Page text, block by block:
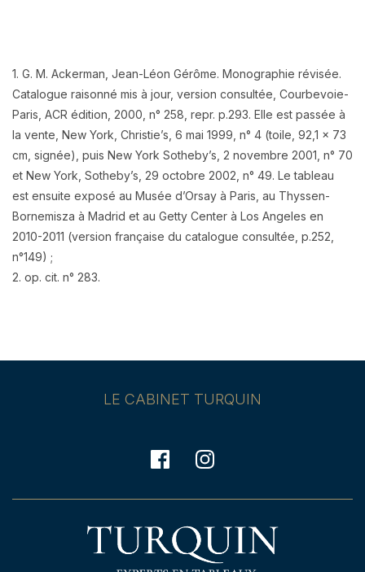
1. G. M. Ackerman, Jean-Léon Gérôme. Monographie révisée.
Catalogue raisonné mis à jour, version consultée, Courbevoie-
Paris, ACR édition, 2000, n° 258, repr. p.293. Elle est passée à
la vente, New York, Christie’s, 6 mai 1999, n° 4 (toile, 92,1 x 73
cm, signée), puis New York Sotheby’s, 2 novembre 2001, n° 70
et New York, Sotheby’s, 29 octobre 2002, n° 49. Le tableau
est ensuite exposé au Musée d’Orsay à Paris, au Thyssen-
Bornemisza à Madrid et au Getty Center à Los Angeles en
2010-2011 (version française du catalogue consultée, p.252,
n°149) ;
2. op. cit. n° 283.
LE CABINET TURQUIN